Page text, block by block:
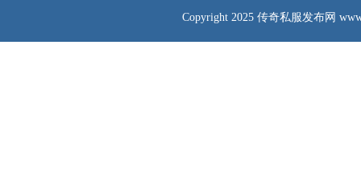
Copyright 2025 传奇私服发布网